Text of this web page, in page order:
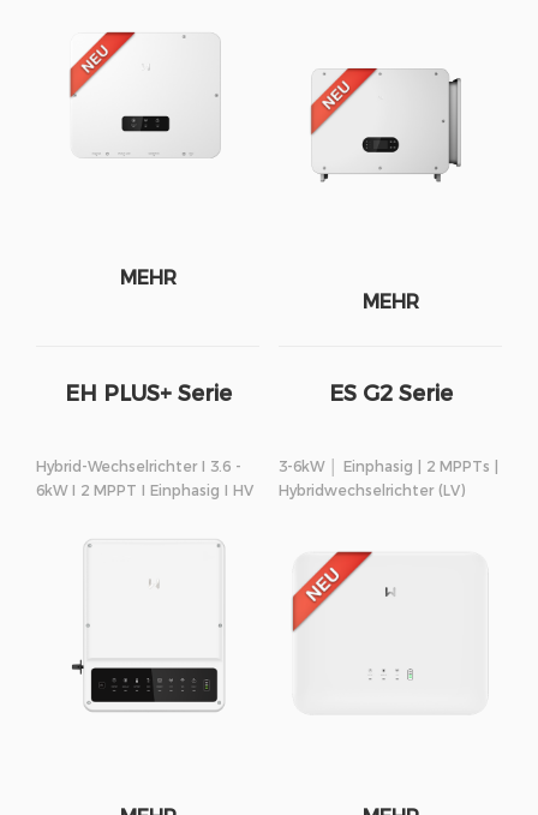
MEHR
MEHR
EH PLUS+ Serie
Hybrid-Wechselrichter I 3.6 -
6kW I 2 MPPT I Einphasig I HV
ES G2 Serie
3-6kW │ Einphasig | 2 MPPTs |
Hybridwechselrichter (LV)